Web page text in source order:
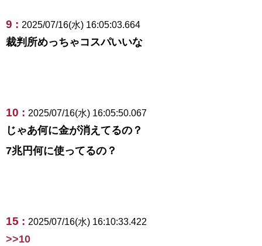
9 : 2025/07/16(水) 16:05:03.664
裁判所めっちゃコスパいいな
10 : 2025/07/16(水) 16:05:50.067
じゃあ何に金が消えてるの？
7兆円何に使ってるの？
15 : 2025/07/16(水) 16:10:33.422
>>10